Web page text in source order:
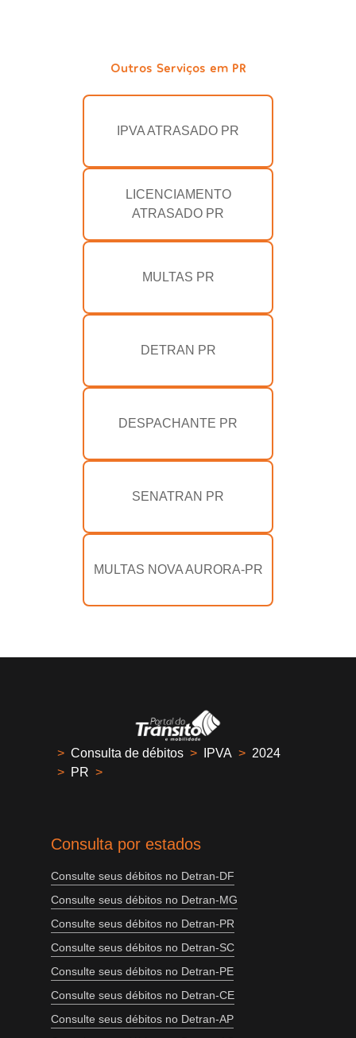
Outros Serviços em PR
IPVA ATRASADO PR
LICENCIAMENTO
ATRASADO PR
MULTAS PR
DETRAN PR
DESPACHANTE PR
SENATRAN PR
MULTAS NOVA AURORA-PR
> Consulta de débitos > IPVA > 2024
> PR >
Consulta por estados
Consulte seus débitos no Detran-DF
Consulte seus débitos no Detran-MG
Consulte seus débitos no Detran-PR
Consulte seus débitos no Detran-SC
Consulte seus débitos no Detran-PE
Consulte seus débitos no Detran-CE
Consulte seus débitos no Detran-AP